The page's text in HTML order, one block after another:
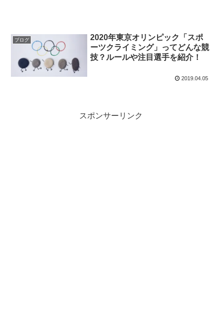
ブログ
2020年東京オリンピック「スポ
ーツクライミング」ってどんな競
技？ルールや注目選手を紹介！
2019.04.05
スポンサーリンク